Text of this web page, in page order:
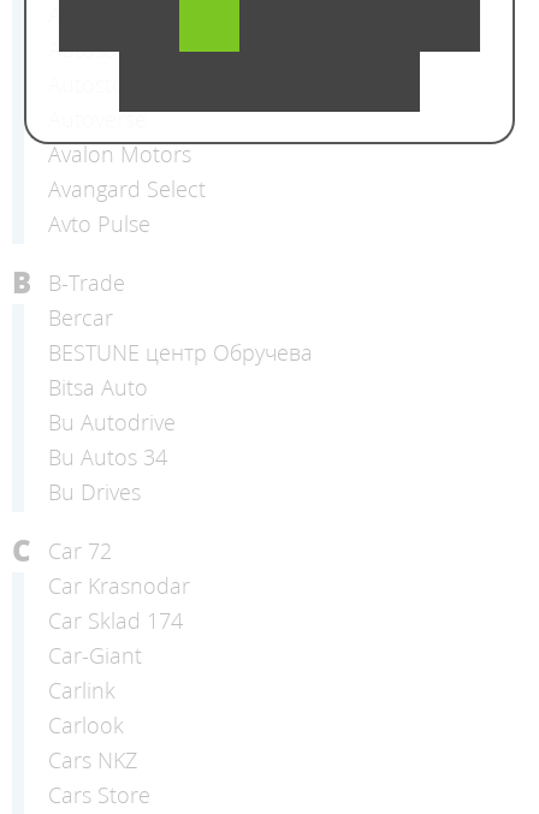
Autosalon One
Autoverse
Avalon Motors
Avangard Select
Avto Pulse
B
B-Trade
Bercar
BESTUNE центр Обручева
Bitsa Auto
Bu Autodrive
Bu Autos 34
Bu Drives
C
Car 72
Car Krasnodar
Car Sklad 174
Car-Giant
Carlink
Carlook
Cars NKZ
Cars Store